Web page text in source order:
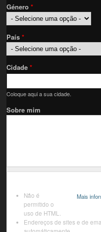
Género*
País*
Cidade*
Coloque aqui a sua cidade.
Sobre mim
Mais
Não é
permitido o
uso de HTML.
Endereços de sites e de